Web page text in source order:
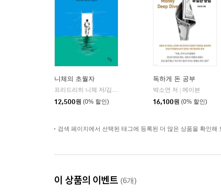
니체의 초월자
프리드리히 니체 저/김철 편역
12,500원 (0% 할인)
독하게 돈 공부
박소연 저
메이븐
16,100원 (0% 할인)
검색 페이지에서 선택된 태그에 등록된 더 많은 상품을 확인해
이 상품의 이벤트 (6개)